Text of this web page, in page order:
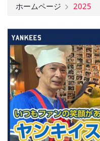
ホームページ 2025